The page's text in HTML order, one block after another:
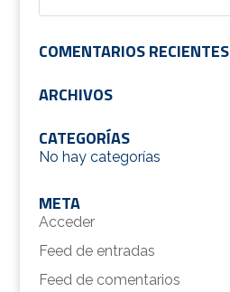
COMENTARIOS RECIENTES
ARCHIVOS
CATEGORÍAS
No hay categorías
META
Acceder
Feed de entradas
Feed de comentarios